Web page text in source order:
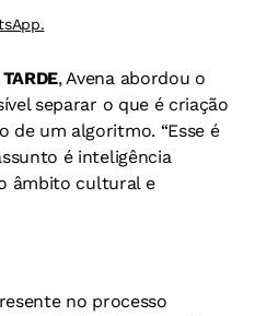
, Avena abordou o
separar o que é criação
de um algoritmo. “Esse é
é inteligência
âmbito cultural e
no processo